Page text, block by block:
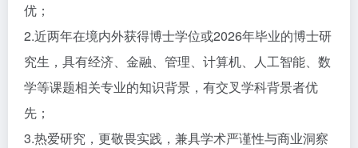
优；
2.近两年在境内外获得博士学位或2026年毕业的博士研
究生，具有经济、金融、管理、计算机、人工智能、数
学等课题相关专业的知识背景，有交叉学科背景者优
先；
3.热爱研究，更敬畏实践，兼具学术严谨性与商业洞察